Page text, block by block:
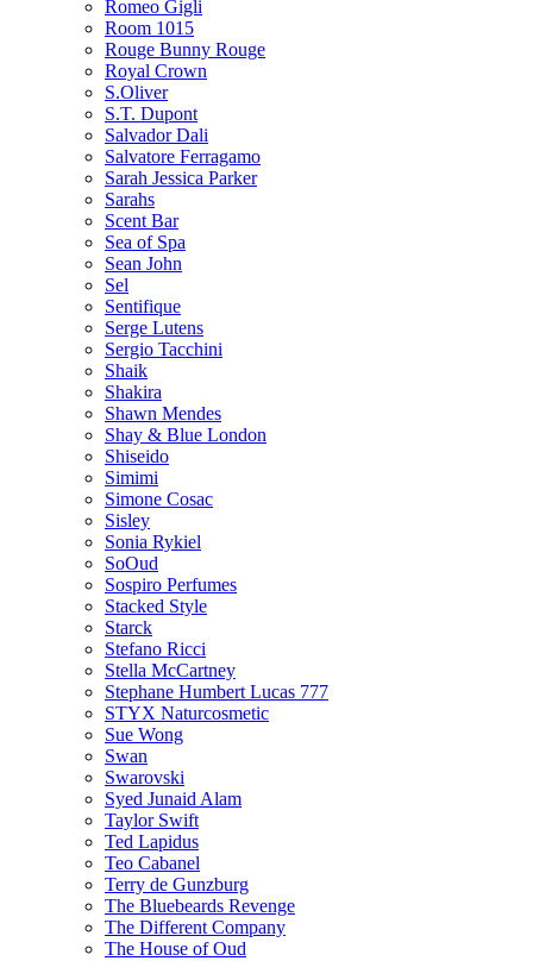
Romeo Gigli
Room 1015
Rouge Bunny Rouge
Royal Crown
S.Oliver
S.T. Dupont
Salvador Dali
Salvatore Ferragamo
Sarah Jessica Parker
Sarahs
Scent Bar
Sea of Spa
Sean John
Sel
Sentifique
Serge Lutens
Sergio Tacchini
Shaik
Shakira
Shawn Mendes
Shay & Blue London
Shiseido
Simimi
Simone Cosac
Sisley
Sonia Rykiel
SoOud
Sospiro Perfumes
Stacked Style
Starck
Stefano Ricci
Stella McCartney
Stephane Humbert Lucas 777
STYX Naturсosmetic
Sue Wong
Swan
Swarovski
Syed Junaid Alam
Taylor Swift
Ted Lapidus
Teo Cabanel
Terry de Gunzburg
The Bluebeards Revenge
The Different Company
The House of Oud